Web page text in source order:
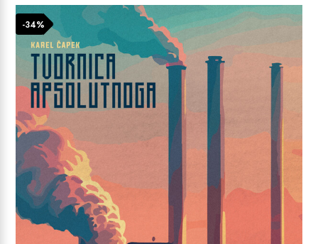
19,99 €
do
28,99 €
-34%